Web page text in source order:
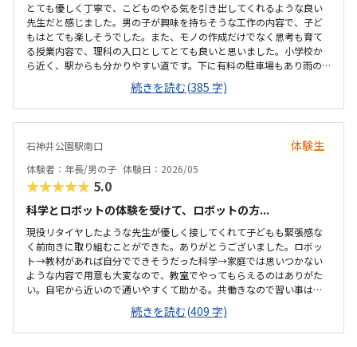
とても優しく丁寧で、こどものやる気を引き出してくれるような良い
先生だと感じました。男の子が興味を持ちそうな工作の内容で、子ど
もはとても楽しそうでした。また、モノの作成だけでなく思考も育て
る授業内容で、理科の入口としてとても良いと思いました。小学校か
ら近く、駅からも分かりやすい道です。下に有料の駐車場もあり雨の
日の送迎でも楽だと思いました。子供の自主性を重んじる雰囲気で、
子どもたちは皆のびのびとしてました。職員の方も皆挨拶をしっかり
してくれて笑顔溢れ良い印象でした。月2回、教材費込みでこちらの値
段に何の不満もありません。他教室と比べて特段高いこともなく、平
自主性を優先してくれて、子どもたちがのびのび楽しそうにしていた
のが良かった。授業内容も子どもが好きそうな楽しく学べる科学で、
大満足で帰ってきました。
続きを読む(385 字)
石神井公園駅南口 体験生
体験者：年長/男の子 体験日：2026/05
★★★★★ 5.0
科学とロボットの体験を受けて、ロボットの方...
現役リタイヤしたような先生が優しく接してくれて子どもも緊張感な
く前向きに取り組むことができた。ありがとうございました。ロボッ
ト→教材があれば自分でできそうだった科学→家庭では思いつかない
ような内容で用意も大変なので、教室でやってもらえるのはありがた
い。自宅から近いので通いやすくて助かる。共働きなので習い事は土
日どちらかでハシゴすることが多いので、立地が駅前などで良い場所
だと他の習い事と掛け持ちしやすい良くも悪くもなく特記することは
ございません。普通でした。汚くなく清潔に保たれている印象です。
続きを読む(409 字)